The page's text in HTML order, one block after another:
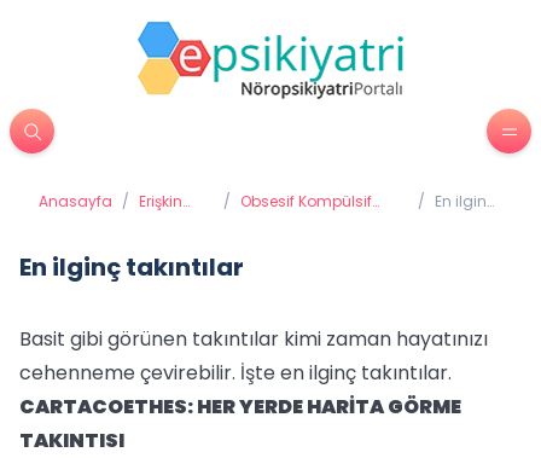
Anasayfa / Erişkin
/ Obsesif Kompülsif
/ En ilginç
En ilginç takıntılar
Basit gibi görünen takıntılar kimi zaman hayatınızı
cehenneme çevirebilir. İşte en ilginç takıntılar.
CARTACOETHES: HER YERDE HARİTA GÖRME
TAKINTISI